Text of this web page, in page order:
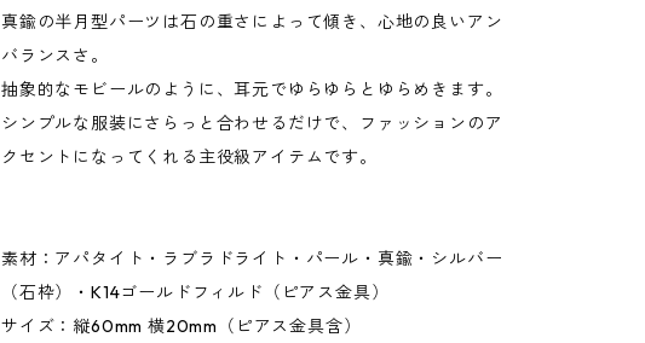
真鍮の半月型パーツは石の重さによって傾き、心地の良いアン
バランスさ。
抽象的なモビールのように、耳元でゆらゆらとゆらめきます。
シンプルな服装にさらっと合わせるだけで、ファッションのア
クセントになってくれる主役級アイテムです。
素材：アパタイト・ラブラドライト・パール・真鍮・シルバー
（石枠）・K14ゴールドフィルド（ピアス金具）
サイズ：縦60mm 横20mm（ピアス金具含）